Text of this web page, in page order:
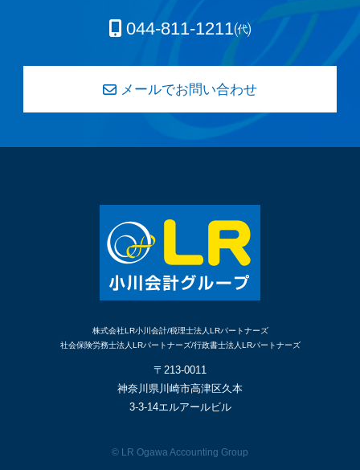
044-811-1211㈹
メールでお問い合わせ
株式会社LR小川会計/税理士法人LRパートナーズ
社会保険労務士法人LRパートナーズ/行政書士法人LRパートナーズ
〒213-0011
神奈川県川崎市高津区久本
3-3-14エルアールビル
© LR Ogawa Accounting Group